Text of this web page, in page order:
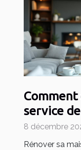
service
votre
8 décembre
Rénover sa